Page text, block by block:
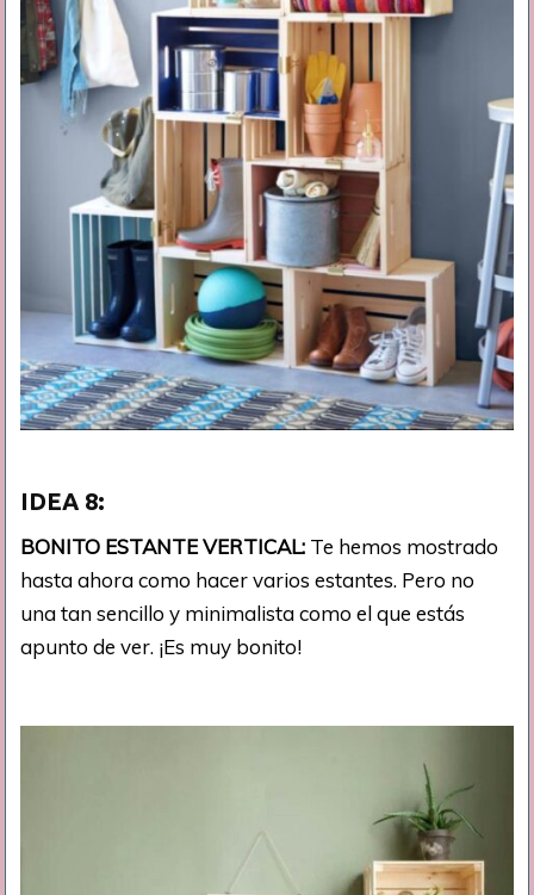
IDEA 8:
BONITO ESTANTE VERTICAL: Te hemos mostrado
hasta ahora como hacer varios estantes. Pero no
una tan sencillo y minimalista como el que estás
apunto de ver. ¡Es muy bonito!